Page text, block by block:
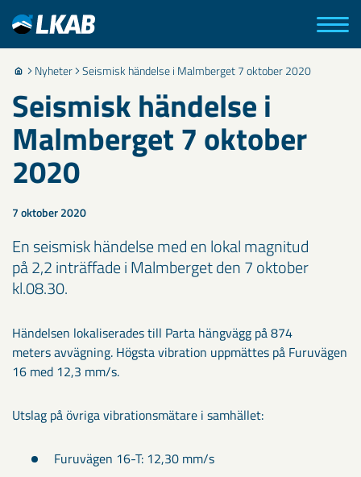
Nyheter Seismisk händelse i Malmberget 7 oktober 2020
Seismisk händelse i
Malmberget 7 oktober
2020
7 oktober 2020
En seismisk händelse med en lokal magnitud
på 2,2 inträffade i Malmberget den 7 oktober
kl.08.30.
Händelsen lokaliserades till Parta hängvägg på 874
meters avvägning. Högsta vibration uppmättes på Furuvägen
16 med 12,3 mm/s.
Utslag på övriga vibrationsmätare i samhället:
Furuvägen 16-T: 12,30 mm/s